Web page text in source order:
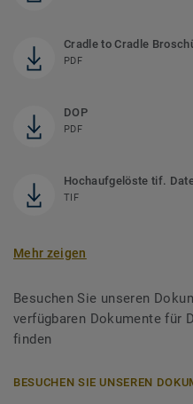
Cradle to Cradle
PDF
DOP
PDF
Hochaufgelöste tif.
TIF
Mehr zeigen
Besuchen Sie unseren
verfügbaren Dokumente für
finden
BESUCHEN SIE UNSEREN